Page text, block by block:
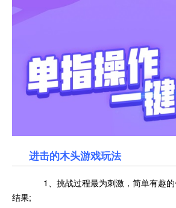
进击的木头游戏玩法
1、挑战过程最为刺激，简单有趣的
结果;